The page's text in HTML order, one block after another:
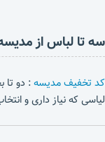
سه تا لباس از
کد تخفیف مدیسه: دو تا
لیاسی که نیاز داری و